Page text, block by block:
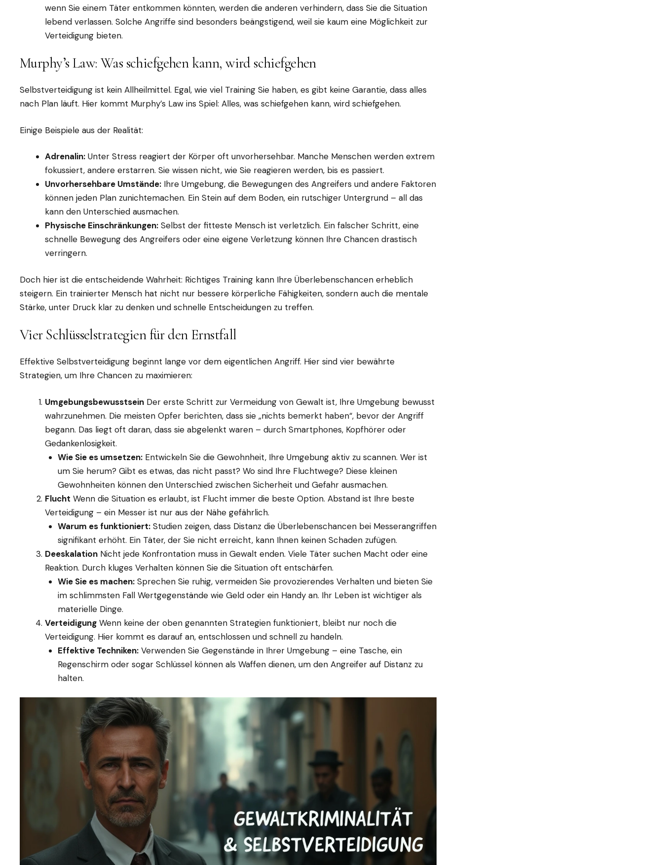
wenn Sie einem Täter entkommen könnten, werden die anderen verhindern, dass Sie die Situation
lebend verlassen. Solche Angriffe sind besonders beängstigend, weil sie kaum eine Möglichkeit zur
Verteidigung bieten.
Murphy’s Law: Was schiefgehen kann, wird schiefgehen
Selbstverteidigung ist kein Allheilmittel. Egal, wie viel Training Sie haben, es gibt keine Garantie, dass alles
nach Plan läuft. Hier kommt Murphy’s Law ins Spiel: Alles, was schiefgehen kann, wird schiefgehen.
Einige Beispiele aus der Realität:
Adrenalin: Unter Stress reagiert der Körper oft unvorhersehbar. Manche Menschen werden extrem
fokussiert, andere erstarren. Sie wissen nicht, wie Sie reagieren werden, bis es passiert.
Unvorhersehbare Umstände: Ihre Umgebung, die Bewegungen des Angreifers und andere Faktoren
können jeden Plan zunichtemachen. Ein Stein auf dem Boden, ein rutschiger Untergrund – all das
kann den Unterschied ausmachen.
Physische Einschränkungen: Selbst der fitteste Mensch ist verletzlich. Ein falscher Schritt, eine
schnelle Bewegung des Angreifers oder eine eigene Verletzung können Ihre Chancen drastisch
verringern.
Doch hier ist die entscheidende Wahrheit: Richtiges Training kann Ihre Überlebenschancen erheblich
steigern. Ein trainierter Mensch hat nicht nur bessere körperliche Fähigkeiten, sondern auch die mentale
Stärke, unter Druck klar zu denken und schnelle Entscheidungen zu treffen.
Vier Schlüsselstrategien für den Ernstfall
Effektive Selbstverteidigung beginnt lange vor dem eigentlichen Angriff. Hier sind vier bewährte
Strategien, um Ihre Chancen zu maximieren:
Umgebungsbewusstsein Der erste Schritt zur Vermeidung von Gewalt ist, Ihre Umgebung bewusst
wahrzunehmen. Die meisten Opfer berichten, dass sie „nichts bemerkt haben“, bevor der Angriff
begann. Das liegt oft daran, dass sie abgelenkt waren – durch Smartphones, Kopfhörer oder
Gedankenlosigkeit.
Wie Sie es umsetzen:Entwickeln Sie die Gewohnheit, Ihre Umgebung aktiv zu scannen. Wer ist
um Sie herum? Gibt es etwas, das nicht passt? Wo sind Ihre Fluchtwege? Diese kleinen
Gewohnheiten können den Unterschied zwischen Sicherheit und Gefahr ausmachen.
Flucht Wenn die Situation es erlaubt, ist Flucht immer die beste Option. Abstand ist Ihre beste
Verteidigung – ein Messer ist nur aus der Nähe gefährlich.
Warum es funktioniert:Studien zeigen, dass Distanz die Überlebenschancen bei Messerangriffen
signifikant erhöht. Ein Täter, der Sie nicht erreicht, kann Ihnen keinen Schaden zufügen.
Deeskalation Nicht jede Konfrontation muss in Gewalt enden. Viele Täter suchen Macht oder eine
Reaktion. Durch kluges Verhalten können Sie die Situation oft entschärfen.
Wie Sie es machen:Sprechen Sie ruhig, vermeiden Sie provozierendes Verhalten und bieten Sie
im schlimmsten Fall Wertgegenstände wie Geld oder ein Handy an. Ihr Leben ist wichtiger als
materielle Dinge.
Verteidigung Wenn keine der oben genannten Strategien funktioniert, bleibt nur noch die
Verteidigung. Hier kommt es darauf an, entschlossen und schnell zu handeln.
Effektive Techniken:Verwenden Sie Gegenstände in Ihrer Umgebung – eine Tasche, ein
Regenschirm oder sogar Schlüssel können als Waffen dienen, um den Angreifer auf Distanz zu
halten.